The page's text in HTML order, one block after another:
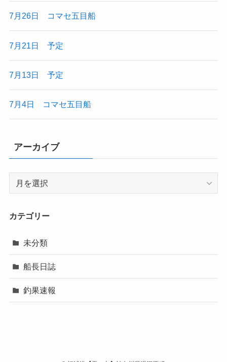
7月26日 コマセ五目船
7月21日 予定
7月13日 予定
7月4日 コマセ五目船
アーカイブ
イ
カテゴリー
未分類
船長日誌
釣果速報